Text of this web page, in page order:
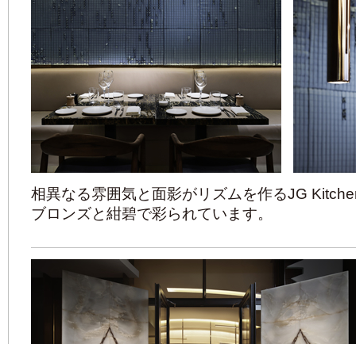
相異なる雰囲気と面影がリズムを作るJG
ブロンズと紺碧で彩られています。